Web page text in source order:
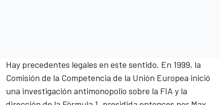
Hay precedentes legales en este sentido. En 1999, la
Comisión de la Competencia de la Unión Europea inició
una investigación antimonopolio sobre la FIA y la